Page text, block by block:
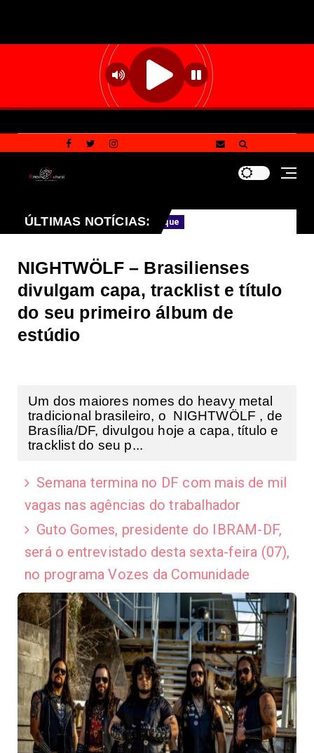
ÚLTIMAS NOTÍCIAS:
do DF Destaque Novos Zebrinhas começam a
NIGHTWÖLF – Brasilienses
divulgam capa, tracklist e título
do seu primeiro álbum de
estúdio
Um dos maiores nomes do heavy metal
tradicional brasileiro, o NIGHTWÖLF , de
Brasília/DF, divulgou hoje a capa, título e
tracklist do seu p...
Semana termina no DF com mais de mil
vagas nas agências do trabalhador
Guto Gomes, presidente do IBRAM-DF,
será o entrevistado desta sexta-feira (07),
no programa Vozes da Comunidade